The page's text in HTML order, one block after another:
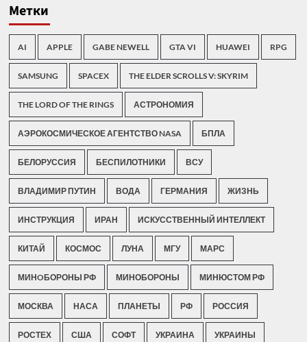
Метки
AI APPLE GABE NEWELL GTA VI HUAWEI RPG
SAMSUNG SPACEX THE ELDER SCROLLS V: SKYRIM
THE LORD OF THE RINGS АСТРОНОМИЯ
АЭРОКОСМИЧЕСКОЕ АГЕНТСТВО NASA БПЛА
БЕЛОРУССИЯ БЕСПИЛОТНИКИ ВСУ
ВЛАДИМИР ПУТИН ВОДА ГЕРМАНИЯ ЖИЗНЬ
ИНСТРУКЦИЯ ИРАН ИСКУССТВЕННЫЙ ИНТЕЛЛЕКТ
КИТАЙ КОСМОС ЛУНА МГУ МАРС
МИНOБОРОНЫ РФ МИНОБОРОНЫ МИНЮСТОМ РФ
МОСКВА НАСА ПЛАНЕТЫ РФ РОССИЯ
РОСТЕХ США СОФТ УКРАИНА УКРАИНЫ